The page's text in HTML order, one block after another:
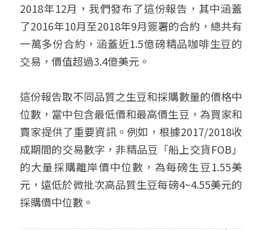
2018年12月，我們發布了這份報告，其中涵蓋
了2016年10月至2018年9月簽署的合約，總共有
一萬多份合約，涵蓋近1.5億磅精品咖啡生豆的
交易，價值超過3.4億美元。
這份報告取不同品質之生豆和採購數量的價格中
位數，當中包含最低價和最高價生豆，為買家和
賣家提供了重要資訊。例如，根據2017/2018收
成期間的交易數字，非精品豆「船上交貨FOB」
的大量採購離岸價中位數，為每磅生豆1.55美
元，遠低於微批次高品質生豆每磅4~4.55美元的
採購價中位數。